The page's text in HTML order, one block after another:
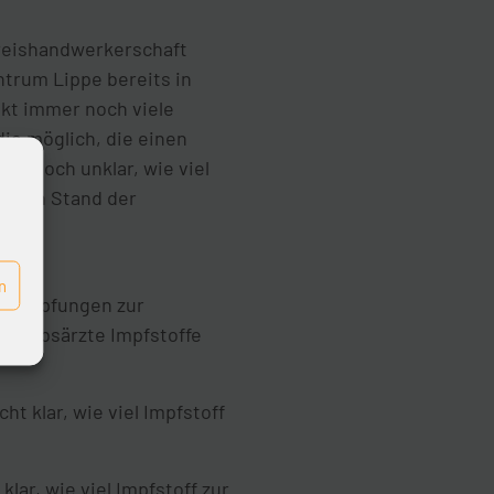
Lippe bereits in
immer noch viele
möglich, die einen
noch unklar, wie viel
Stand der
zur
Impfstoffe
klar, wie viel Impfstoff
wie viel Impfstoff zur